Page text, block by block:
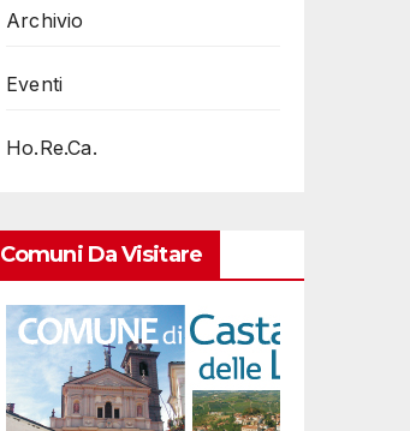
Archivio
Eventi
Ho.Re.Ca.
Comuni Da Visitare